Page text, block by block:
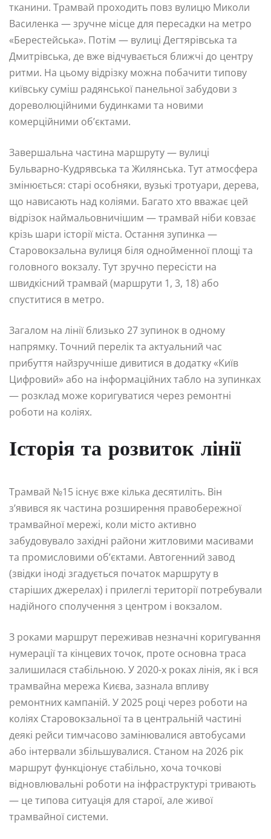
тканини. Трамвай проходить повз вулицю Миколи
Василенка — зручне місце для пересадки на метро
«Берестейська». Потім — вулиці Дегтярівська та
Дмитрівська, де вже відчувається ближчі до центру
ритми. На цьому відрізку можна побачити типову
київську суміш радянської панельної забудови з
дореволюційними будинками та новими
комерційними об’єктами.
Завершальна частина маршруту — вулиці
Бульварно-Кудрявська та Жилянська. Тут атмосфера
змінюється: старі особняки, вузькі тротуари, дерева,
що нависають над коліями. Багато хто вважає цей
відрізок наймальовничішим — трамвай ніби ковзає
крізь шари історії міста. Остання зупинка —
Старовокзальна вулиця біля однойменної площі та
головного вокзалу. Тут зручно пересісти на
швидкісний трамвай (маршрути 1, 3, 18) або
спуститися в метро.
Загалом на лінії близько 27 зупинок в одному
напрямку. Точний перелік та актуальний час
прибуття найзручніше дивитися в додатку «Київ
Цифровий» або на інформаційних табло на зупинках
— розклад може коригуватися через ремонтні
роботи на коліях.
Історія та розвиток лінії
Трамвай №15 існує вже кілька десятиліть. Він
з’явився як частина розширення правобережної
трамвайної мережі, коли місто активно
забудовувало західні райони житловими масивами
та промисловими об’єктами. Автогенний завод
(звідки іноді згадується початок маршруту в
старіших джерелах) і прилеглі території потребували
надійного сполучення з центром і вокзалом.
З роками маршрут переживав незначні коригування
нумерації та кінцевих точок, проте основна траса
залишилася стабільною. У 2020-х роках лінія, як і вся
трамвайна мережа Києва, зазнала впливу
ремонтних кампаній. У 2025 році через роботи на
коліях Старовокзальної та в центральній частині
деякі рейси тимчасово замінювалися автобусами
або інтервали збільшувалися. Станом на 2026 рік
маршрут функціонує стабільно, хоча точкові
відновлювальні роботи на інфраструктурі тривають
— це типова ситуація для старої, але живої
трамвайної системи.